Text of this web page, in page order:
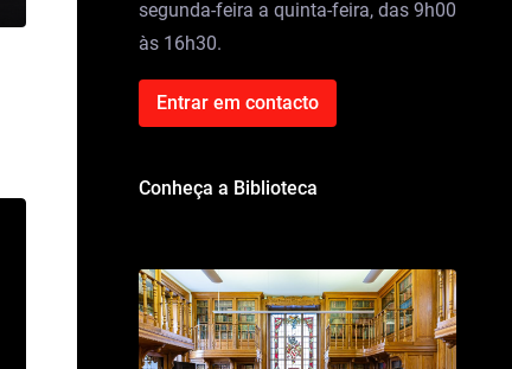
segunda-feira a quinta-feira, das 9h00
às 16h30.
Entrar em contacto
Conheça a Biblioteca